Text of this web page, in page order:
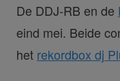
De DDJ-RB en de
eind mei. Beide
het rekordbox dj